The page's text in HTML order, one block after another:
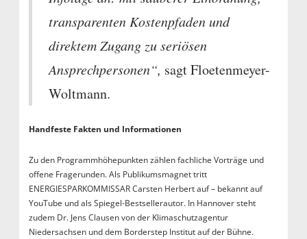
transparenten Kostenpfaden und
direktem Zugang zu seriösen
Ansprechpersonen“, sagt Floetenmeyer-
Woltmann.
Handfeste Fakten und Informationen
Zu den Programmhöhepunkten zählen fachliche Vorträge und
offene Fragerunden. Als Publikumsmagnet tritt
ENERGIESPARKOMMISSAR Carsten Herbert auf – bekannt auf
YouTube und als Spiegel-Bestsellerautor. In Hannover steht
zudem Dr. Jens Clausen von der Klimaschutzagentur
Niedersachsen und dem Borderstep Institut auf der Bühne.